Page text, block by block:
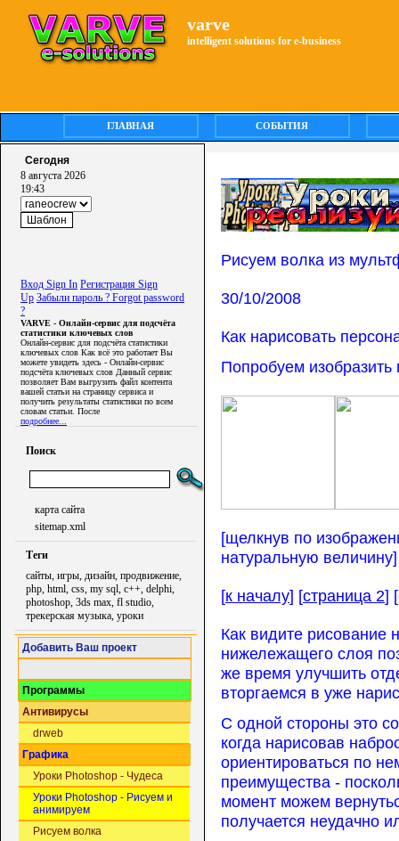
varve
intelligent solutions for e-business
ГЛАВНАЯ СОБЫТИЯ
Сегодня
8 августа 2026
19:43
Вход Sign In Регистрация Sign
Up Забыли пароль ? Forgot password
?
VARVE - Онлайн-сервис для подсчёта
статистики ключевых слов
Онлайн-сервис для подсчёта статистики
ключевых слов Как всё это работает Вы
можете увидеть здесь - Онлайн-сервис
подсчёта ключевых слов Данный сервис
позволяет Вам выгрузить файл контента
вашей статьи на страницу сервиса и
получить результаты статистики по всем
словам статьи. После
подробнее...
Поиск
карта сайта
sitemap.xml
Теги
сайты, игры, дизайн, продвижение,
php, html, css, my sql, c++, delphi,
photoshop, 3ds max, fl studio,
трекерская музыка, уроки
Добавить Ваш проект
Программы
Антивирусы
drweb
Графика
Уроки Photoshop - Чудеса
Уроки Photoshop - Рисуем и
анимируем
Рисуем волка
Рисуем волка из
30/10/2008
Как нарисовать
Попробуем изобразить
[щелкнув по
натуральную величину]
[к началу] [страница 2]
Как видите рисование
нижележащего слоя
же время улучшить
вторгаемся в уже
С одной стороны это
когда нарисовав
ориентироваться по
преимущества -
момент можем
получается неудачно